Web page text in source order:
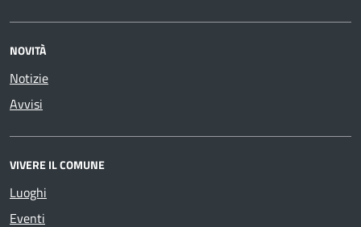
NOVITÀ
Notizie
Avvisi
VIVERE IL COMUNE
Luoghi
Eventi